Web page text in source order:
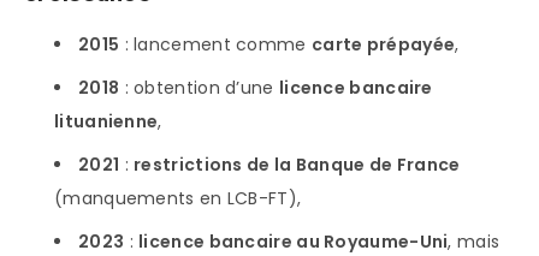
2015 : lancement comme carte prépayée,
2018 : obtention d’une licence bancaire
lituanienne,
2021 : restrictions de la Banque de France
(manquements en LCB-FT),
2023 : licence bancaire au Royaume-Uni, mais